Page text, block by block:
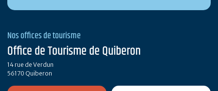
Nos offices de tourisme
Office de Tourisme de Quiberon
14 rue de Verdun
56170 Quiberon